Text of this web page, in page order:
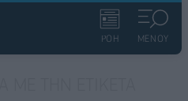
ΡΟΗ ΜΕΝΟΥ